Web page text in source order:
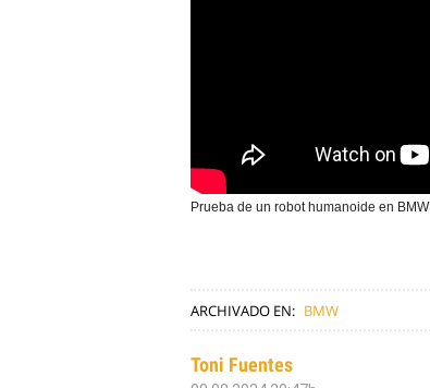
Prueba de un robot humanoide en BMW
ARCHIVADO EN: BMW
Toni Fuentes